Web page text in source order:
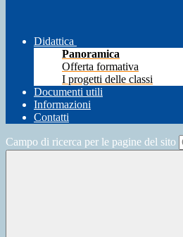
Didattica
Panoramica
Offerta formativa
I progetti delle classi
Documenti utili
Informazioni
Contatti
Campo di ricerca per le pagine del sito